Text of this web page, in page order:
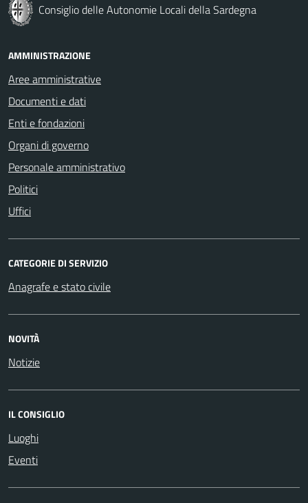
Consiglio delle Autonomie Locali della Sardegna
AMMINISTRAZIONE
Aree amministrative
Documenti e dati
Enti e fondazioni
Organi di governo
Personale amministrativo
Politici
Uffici
CATEGORIE DI SERVIZIO
Anagrafe e stato civile
NOVITÀ
Notizie
IL CONSIGLIO
Luoghi
Eventi